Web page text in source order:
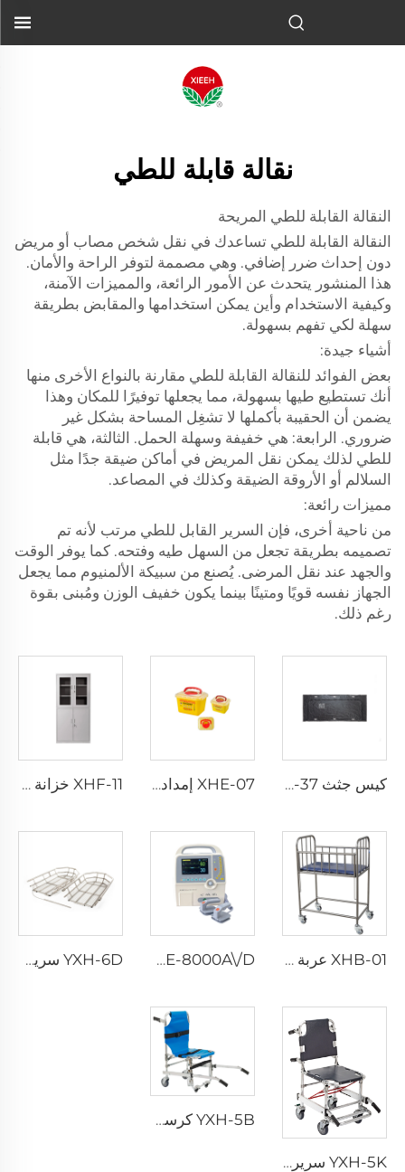
نقالة قابلة للطي
النقالة القابلة للطي المريحة
النقالة القابلة للطي تساعدك في نقل شخص مصاب أو مريض
دون إحداث ضرر إضافي. وهي مصممة لتوفر الراحة والأمان.
هذا المنشور يتحدث عن الأمور الرائعة، والمميزات الآمنة،
وكيفية الاستخدام وأين يمكن استخدامها والمقابض بطريقة
سهلة لكي تفهم بسهولة.
أشياء جيدة:
بعض الفوائد للنقالة القابلة للطي مقارنة بالنواع الأخرى منها
أنك تستطيع طيها بسهولة، مما يجعلها توفيرًا للمكان وهذا
يضمن أن الحقيبة بأكملها لا تشغِل المساحة بشكل غير
ضروري. الرابعة: هي خفيفة وسهلة الحمل. الثالثة، هي قابلة
للطي لذلك يمكن نقل المريض في أماكن ضيقة جدًا مثل
السلالم أو الأروقة الضيقة وكذلك في المصاعد.
مميزات رائعة:
من ناحية أخرى، فإن السرير القابل للطي مرتب لأنه تم
تصميمه بطريقة تجعل من السهل طيه وفتحه. كما يوفر الوقت
والجهد عند نقل المرضى. يُصنع من سبيكة الألمنيوم مما يجعل
الجهاز نفسه قويًا ومتينًا بينما يكون خفيف الوزن ومُبنى بقوة
رغم ذلك.
كيس جثث XH-37 قابل للتصرف للاستخدام مرة واحدة XHE-07 إمدادات طبية حاوية بلاستيكية للأدوات الحادة XHF-11 خزانة أدوات ذات جودة عالية
XHB-01 عربة أطفال في المستشفى XHE-8000A\/D جهاز إزالة الرجفان YXH-6D سرير حمل من الفولاذ المقاوم للصدأ من قطعتين مع جهاز رفع
YXH-5K سرير درج قابل للطي داخل المستشفيات المصنوع من الألمنيوم
YXH-5B كرسي صاعد الدرج القابل للطي للاستغاثة